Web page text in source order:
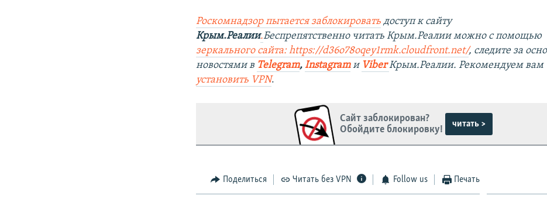
Роскомнадзор пытается заблокировать доступ к сайту
Крым.Реалии.Беспрепятственно читать Крым.Реалии можно с помощью
зеркального сайта:https://d36o78oqey1rmk.cloudfront.net/, следите за
новостями в Telegram,Instagramи ViberКрым.Реалии. Рекомендуем вам
установить VPN.
Сайт заблокирован?
Обойдите блокировку!
читать >
Поделиться Читать без VPN Follow us Печать